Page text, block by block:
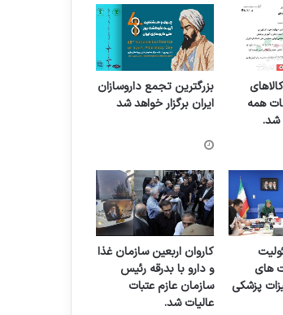
همه
شد.
بزرگترین تجمع داروسازان
ایران برگزار خواهد شد
های
پزشکی
کاروان اربعین سازمان غذا
و دارو با بدرقه رئیس
سازمان عازم عتبات
عالیات شد.